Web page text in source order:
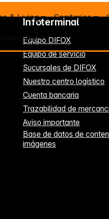
& Living Sanitarios
Infoterminal
Equipo DIFOX
Equipo de servicio
Sucursales de DIFOX
Nuestro centro logístico
Cuenta bancaria
Trazabilidad de
Aviso importante
Base de datos de
imágenes